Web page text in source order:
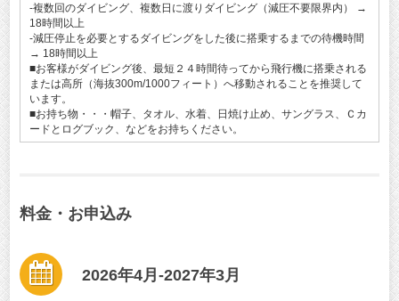
-複数回のダイビング、複数日に渡りダイビング（減圧不要限界内） →
18時間以上
-減圧停止を必要とするダイビングをした後に搭乗するまでの待機時間
→ 18時間以上
■お客様がダイビング後、最短２４時間待ってから飛行機に搭乗される
または高所（海抜300m/1000フィート）へ移動されることを推奨して
います。
■お持ち物・・・帽子、タオル、水着、日焼け止め、サングラス、Ｃカ
ードとログブック、などをお持ちください。
料金・お申込み
2026年4月-2027年3月